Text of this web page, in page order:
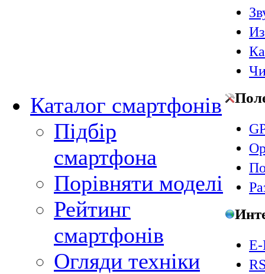
Каталог смартфонів
Підбір
смартфона
Порівняти моделі
Рейтинг
смартфонів
Огляди техніки